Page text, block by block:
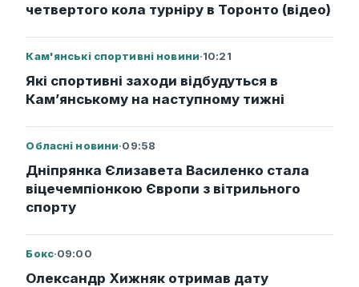
четвертого кола турніру в Торонто (відео)
Кам'янські спортивні новини·10:21
Які спортивні заходи відбудуться в
Кам’янському на наступному тижні
Обласні новини·09:58
Дніпрянка Єлизавета Василенко стала
віцечемпіонкою Європи з вітрильного
спорту
Бокс·09:00
Олександр Хижняк отримав дату